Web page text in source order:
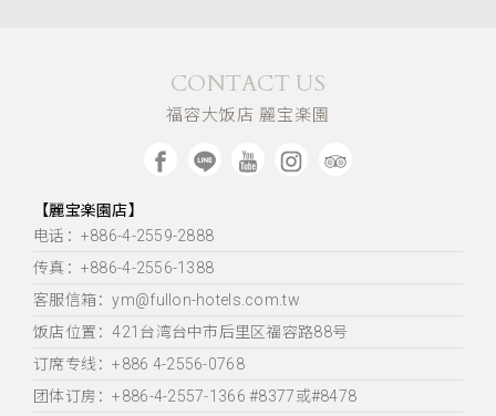
CONTACT US
福容大饭店 麗宝楽園
【麗宝楽園店】
电话：+886-4-2559-2888
传真：+886-4-2556-1388
客服信箱：ym@fullon-hotels.com.tw
饭店位置：421台湾台中市后里区福容路88号
订席专线：+886 4-2556-0768
团体订房：+886-4-2557-1366 #8377或#8478